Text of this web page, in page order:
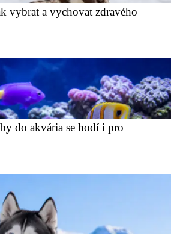
vybrat a vychovat zdravého
do akvária se hodí i pro